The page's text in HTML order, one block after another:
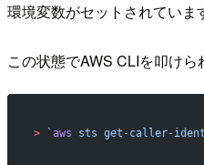
環境変数がセットされていま
この状態でAWS CLIを叩けら
> ` aws sts get-caller-